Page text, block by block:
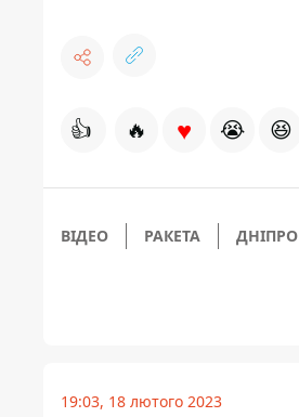
👍 🔥 ♥ 😭 😆
ВІДЕО РАКЕТА ДНІПРО
19:03, 18 лютого 2023